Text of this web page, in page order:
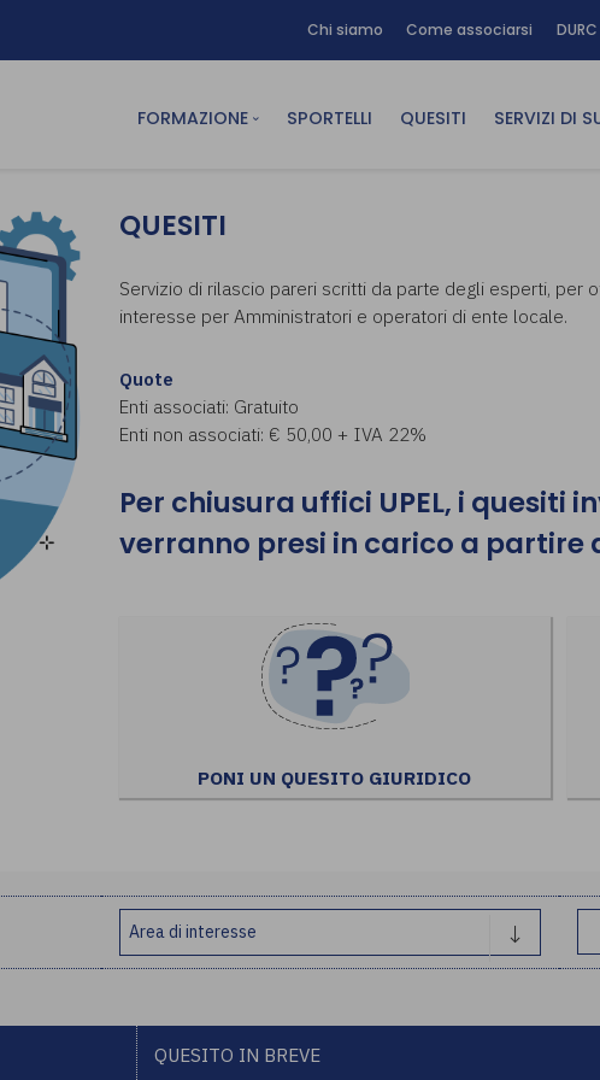
Chi siamo Come associarsi
FORMAZIONE
FAD asincrona (e-learning)
Formazione obbligatoria
Formazione in aula
Piano formativo gratuito
associati
SPORTELLI QUESITI SERVIZI DI
Area
Area
QUESITI
Servizio di rilascio pareri scritti da parte degli esperti, per
interesse per Amministratori e operatori di ente locale.
Quote
Enti associati: Gratuito
Enti non associati: € 50,00 + IVA 22%
Per chiusura uffici UPEL, i quesiti
verranno presi in carico a partire
PONI UN QUESITO GIURIDICO
QUESITO IN BREVE